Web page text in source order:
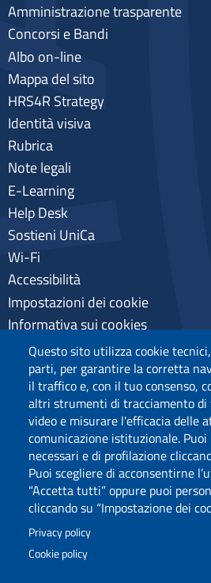
Questo sito utilizza cookie
parti, per garantire la corretta
il traffico e, con il tuo consenso,
altri strumenti di tracciamento
video e misurare l'efficacia delle
comunicazione istituzionale.
necessari e di profilazione
Puoi scegliere di acconsentirne
“Accetta tutti” oppure puoi
cliccando su “Impostazione dei
Privacy policy
Cookie policy
Amministrazione trasparente
Concorsi e Bandi
Albo on-line
Mappa del sito
HRS4R Strategy
Identità visiva
Rubrica
Note legali
E-Learning
Help Desk
Sostieni UniCa
Wi-Fi
Accessibilità
Impostazioni dei cookie
Informativa sui cookies
Pagamenti pagoPA
Privacy